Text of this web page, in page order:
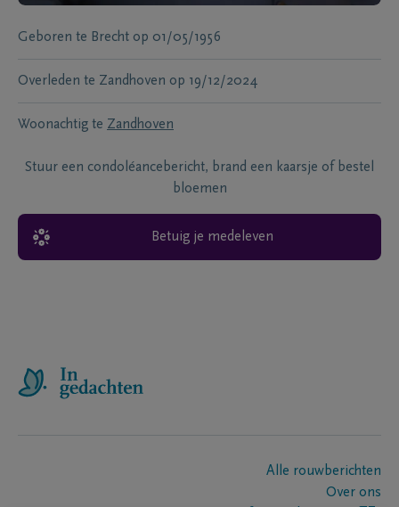
Geboren te Brecht op 01/05/1956
Overleden te Zandhoven op 19/12/2024
Woonachtig te Zandhoven
Stuur een condoléancebericht, brand een kaarsje of bestel
bloemen
Betuig je medeleven
Alle rouwberichten
Over ons